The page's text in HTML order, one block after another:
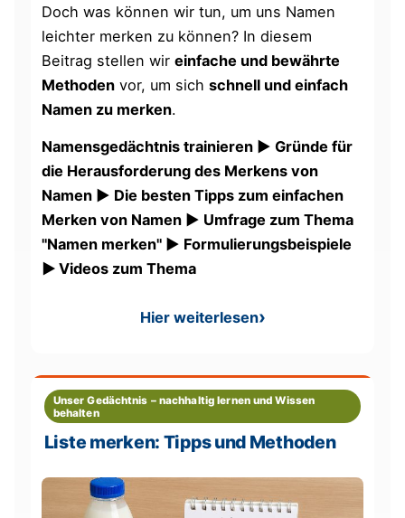
Doch was können wir tun, um uns Namen
leichter merken zu können? In diesem
Beitrag stellen wireinfache und bewährte
Methoden vor, um sichschnell und einfach
Namen zu merken.
Namensgedächtnis trainieren ► Gründe für
die Herausforderung des Merkens von
Namen ► Die besten Tipps zum einfachen
Merken von Namen ► Umfrage zum Thema
"Namen merken" ► Formulierungsbeispiele
►Videos zum Thema
Hier weiterlesen: Namen leichter merken
Unser Gedächtnis – nachhaltig lernen und Wissen
behalten
Liste merken: Tipps und Methoden